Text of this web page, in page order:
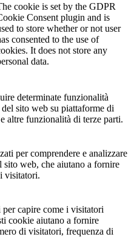
cookie is set by the GDPR
Consent plugin and is
to store whether or not user
consented to the use of
It does not store any
data.
determinate funzionalità
sito web su piattaforme di
altre funzionalità di terze parti.
per comprendere e analizzare
web, che aiutano a fornire
visitatori.
capire come i visitatori
cookie aiutano a fornire
di visitatori, frequenza di